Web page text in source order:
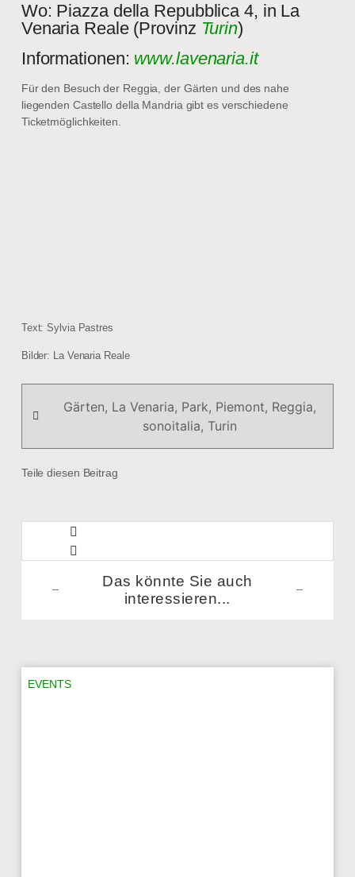
Wo: Piazza della Repubblica 4, in La
Venaria Reale (Provinz Turin)
Informationen: www.lavenaria.it
Für den Besuch der Reggia, der Gärten und des nahe
liegenden Castello della Mandria gibt es verschiedene
Ticketmöglichkeiten.
Text: Sylvia Pastres
Bilder: La Venaria Reale
Gärten, La Venaria, Park, Piemont, Reggia,
sonoitalia, Turin
Teile diesen Beitrag
Das könnte Sie auch
interessieren...​
EVENTS